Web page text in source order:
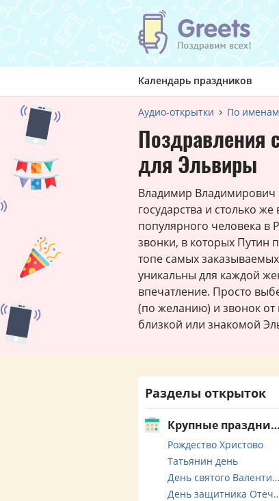
Календарь праздников
Аудио-открытки По
Поздравления
для Эльвиры
Владимир Владимирович
государства и столько
популярного человека
звонки, в которых Путин
топе самых
уникальны для каждой
впечатление. Просто
(по желанию) и звонок от
близкой или знакомой
Разделы открыток
Крупные праздники
Рождество Христово
Татьянин день
День святого Валентина
День